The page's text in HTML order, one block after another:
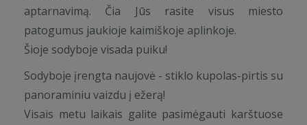
aptarnavimą. Čia Jūs rasite visus miesto
patogumus jaukioje kaimiškoje aplinkoje.
Šioje sodyboje visada puiku!
Sodyboje įrengta naujovė - stiklo kupolas-pirtis su
panoraminiu vaizdu į ežerą!
Visais metu laikais galite pasimėgauti karštuose